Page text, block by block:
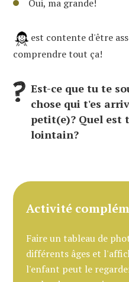
Oui, ma grande!
est contente d'être
comprendre tout ça!
Est-ce que tu te
chose qui t'es
petit(e)? Quel est
lointain?
Activité
Faire un tableau de
différents âges et
l'enfant peut le